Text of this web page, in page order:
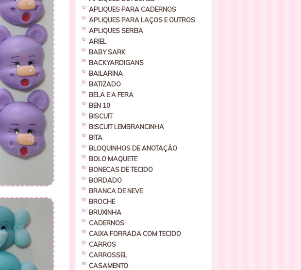
APLIQUES PARA CADERNOS
APLIQUES PARA LAÇOS E OUTROS
APLIQUES SEREIA
ARIEL
BABY SARK
BACKYARDIGANS
BAILARINA
BATIZADO
BELA E A FERA
BEN 10
BISCUIT
BISCUIT LEMBRANCINHA
BITA
BLOQUINHOS DE ANOTAÇÃO
BOLO MAQUETE
BONECAS DE TECIDO
BORDADO
BRANCA DE NEVE
BROCHE
BRUXINHA
CADERNOS
CAIXA FORRADA COM TECIDO
CARROS
CARROSSEL
CASAMENTO